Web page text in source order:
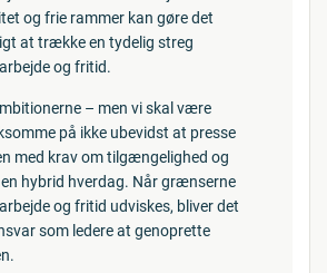
og frie rammer kan gøre det
at trække en tydelig streg
og fritid.
– men vi skal være
på ikke ubevidst at presse
med krav om tilgængelighed og
hybrid hverdag. Når grænserne
og fritid udviskes, bliver det
som ledere at genoprette